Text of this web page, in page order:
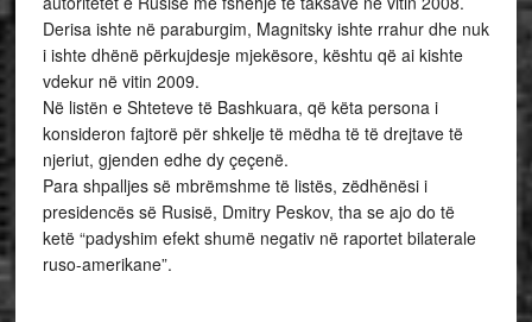
Derisa ishte në paraburgim, Magnitsky ishte rrahur dhe nuk
i ishte dhënë përkujdesje mjekësore, kështu që ai kishte
vdekur në vitin 2009.
Në listën e Shteteve të Bashkuara, që këta persona i
konsideron fajtorë për shkelje të mëdha të të drejtave të
njeriut, gjenden edhe dy çeçenë.
Para shpalljes së mbrëmshme të listës, zëdhënësi i
presidencës së Rusisë, Dmitry Peskov, tha se ajo do të
ketë “padyshim efekt shumë negativ në raportet bilaterale
ruso-amerikane”.